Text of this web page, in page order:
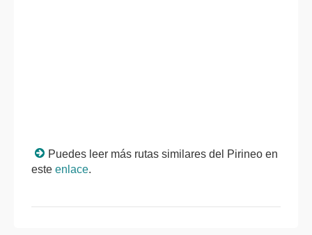
Puedes leer más rutas similares del Pirineo en
este enlace.